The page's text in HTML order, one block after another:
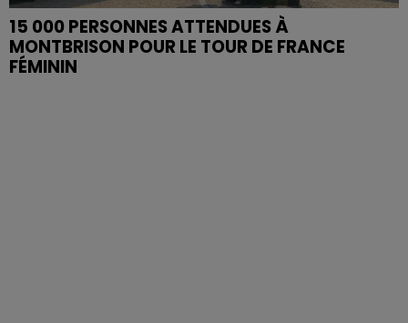
15 000 PERSONNES ATTENDUES À
MONTBRISON POUR LE TOUR DE FRANCE
FÉMININ